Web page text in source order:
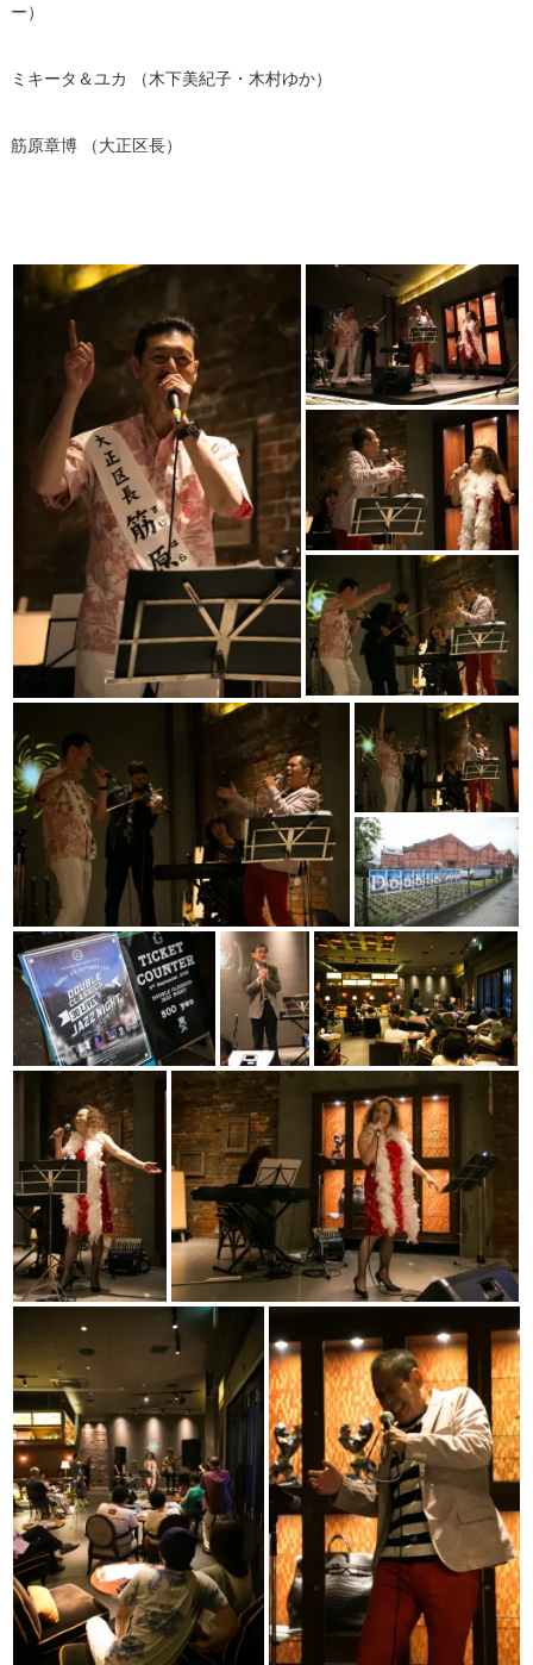
ー）
ミキータ＆ユカ （木下美紀子・木村ゆか）
筋原章博 （大正区長）